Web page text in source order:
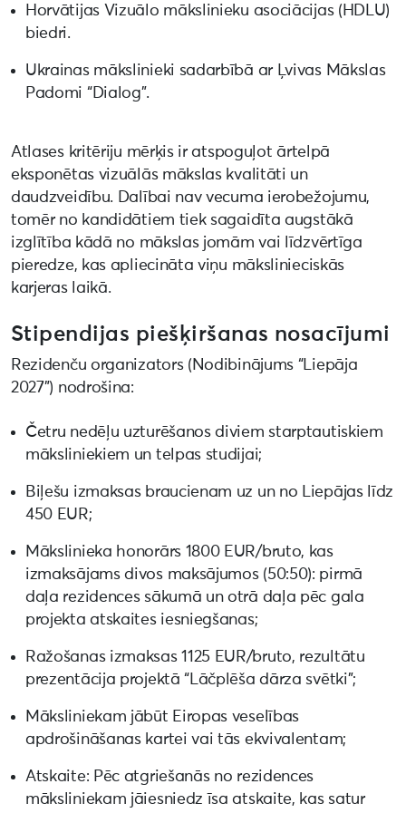
Horvātijas Vizuālo mākslinieku asociācijas (HDLU)
biedri.
Ukrainas mākslinieki sadarbībā ar Ļvivas Mākslas
Padomi “Dialog”.
Atlases kritēriju mērķis ir atspoguļot ārtelpā
eksponētas vizuālās mākslas kvalitāti un
daudzveidību. Dalībai nav vecuma ierobežojumu,
tomēr no kandidātiem tiek sagaidīta augstākā
izglītība kādā no mākslas jomām vai līdzvērtīga
pieredze, kas apliecināta viņu mākslinieciskās
karjeras laikā.
Stipendijas piešķiršanas nosacījumi
Rezidenču organizators (Nodibinājums “Liepāja
2027”) nodrošina:
Četru nedēļu uzturēšanos diviem starptautiskiem
māksliniekiem un telpas studijai;
Biļešu izmaksas braucienam uz un no Liepājas līdz
450 EUR;
Mākslinieka honorārs 1800 EUR/bruto, kas
izmaksājams divos maksājumos (50:50): pirmā
daļa rezidences sākumā un otrā daļa pēc gala
projekta atskaites iesniegšanas;
Ražošanas izmaksas 1125 EUR/bruto, rezultātu
prezentācija projektā “Lāčplēša dārza svētki”;
Māksliniekam jābūt Eiropas veselības
apdrošināšanas kartei vai tās ekvivalentam;
Atskaite: Pēc atgriešanās no rezidences
māksliniekam jāiesniedz īsa atskaite, kas satur